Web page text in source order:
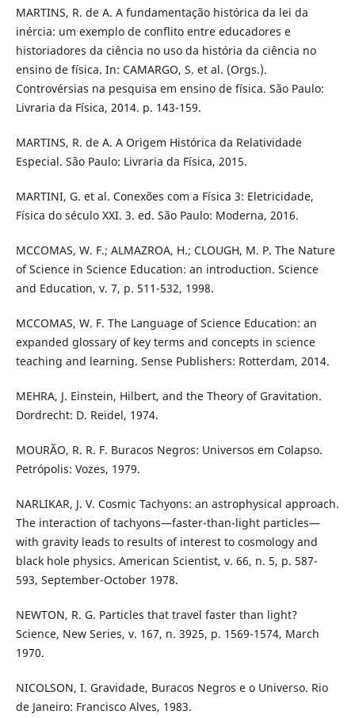
MARTINS, R. de A. A fundamentação histórica da lei da
inércia: um exemplo de conflito entre educadores e
historiadores da ciência no uso da história da ciência no
ensino de física. In: CAMARGO, S. et al. (Orgs.).
Controvérsias na pesquisa em ensino de física. São Paulo:
Livraria da Física, 2014. p. 143-159.
MARTINS, R. de A. A Origem Histórica da Relatividade
Especial. São Paulo: Livraria da Física, 2015.
MARTINI, G. et al. Conexões com a Física 3: Eletricidade,
Física do século XXI. 3. ed. São Paulo: Moderna, 2016.
MCCOMAS, W. F.; ALMAZROA, H.; CLOUGH, M. P. The Nature
of Science in Science Education: an introduction. Science
and Education, v. 7, p. 511-532, 1998.
MCCOMAS, W. F. The Language of Science Education: an
expanded glossary of key terms and concepts in science
teaching and learning. Sense Publishers: Rotterdam, 2014.
MEHRA, J. Einstein, Hilbert, and the Theory of Gravitation.
Dordrecht: D. Reidel, 1974.
MOURÃO, R. R. F. Buracos Negros: Universos em Colapso.
Petrópolis: Vozes, 1979.
NARLIKAR, J. V. Cosmic Tachyons: an astrophysical approach.
The interaction of tachyons—faster-than-light particles—
with gravity leads to results of interest to cosmology and
black hole physics. American Scientist, v. 66, n. 5, p. 587-
593, September-October 1978.
NEWTON, R. G. Particles that travel faster than light?
Science, New Series, v. 167, n. 3925, p. 1569-1574, March
1970.
NICOLSON, I. Gravidade, Buracos Negros e o Universo. Rio
de Janeiro: Francisco Alves, 1983.